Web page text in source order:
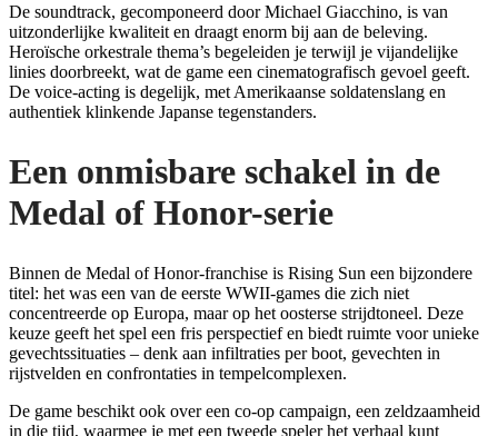
De soundtrack, gecomponeerd door Michael Giacchino, is van
uitzonderlijke kwaliteit en draagt enorm bij aan de beleving.
Heroïsche orkestrale thema’s begeleiden je terwijl je vijandelijke
linies doorbreekt, wat de game een cinematografisch gevoel geeft.
De voice-acting is degelijk, met Amerikaanse soldatenslang en
authentiek klinkende Japanse tegenstanders.
Een onmisbare schakel in de
Medal of Honor-serie
Binnen de Medal of Honor-franchise is Rising Sun een bijzondere
titel: het was een van de eerste WWII-games die zich niet
concentreerde op Europa, maar op het oosterse strijdtoneel. Deze
keuze geeft het spel een fris perspectief en biedt ruimte voor unieke
gevechtssituaties – denk aan infiltraties per boot, gevechten in
rijstvelden en confrontaties in tempelcomplexen.
De game beschikt ook over een co-op campaign, een zeldzaamheid
in die tijd, waarmee je met een tweede speler het verhaal kunt